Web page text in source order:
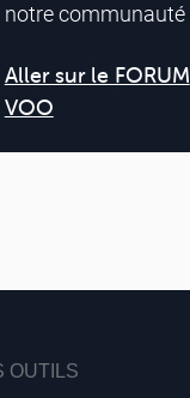
notre communauté
Aller sur le FORUM
VOO
OUTILS